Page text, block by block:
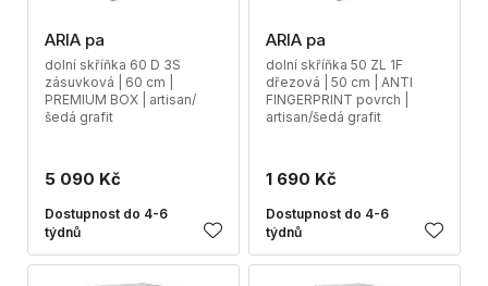
ARIA pa
dolní skříňka 60 D 3S
zásuvková | 60 cm |
PREMIUM BOX | artisan/
šedá grafit
5 090 Kč
Dostupnost do 4-6
týdnů
ARIA pa
dolní skříňka 50 ZL 1F
dřezová | 50 cm | ANTI
FINGERPRINT povrch |
artisan/šedá grafit
1 690 Kč
Dostupnost do 4-6
týdnů